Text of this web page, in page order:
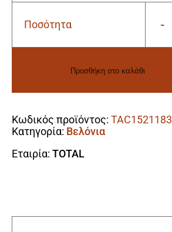
Ποσότητα -
Total
18x600mm
ποσότητα
Προσθήκη στο καλάθι
Κωδικός προϊόντος: TAC1521183
Κατηγορία: Βελόνια
Εταιρία: TOTAL